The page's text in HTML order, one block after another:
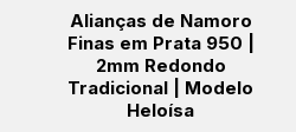
Alianças de Namoro
Finas em Prata 950 |
2mm Redondo
Tradicional | Modelo
Heloísa